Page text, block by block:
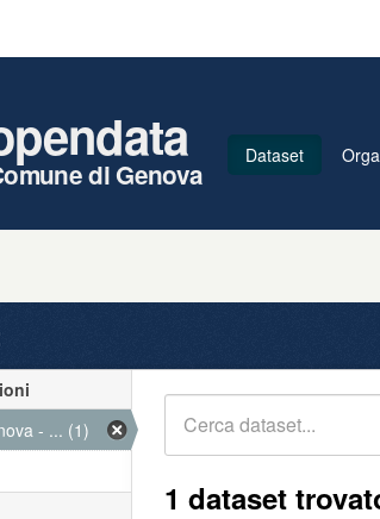
di Genova
Dataset
1 dataset
- ... (1)